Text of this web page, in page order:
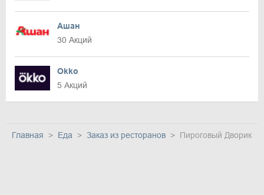
Ашан
30 Акций
Okko
5 Акций
Главная Еда Заказ из ресторанов Пироговый Дворик